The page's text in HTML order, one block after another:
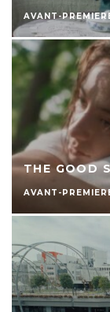
AVANT-
THE GOOD
AVANT-